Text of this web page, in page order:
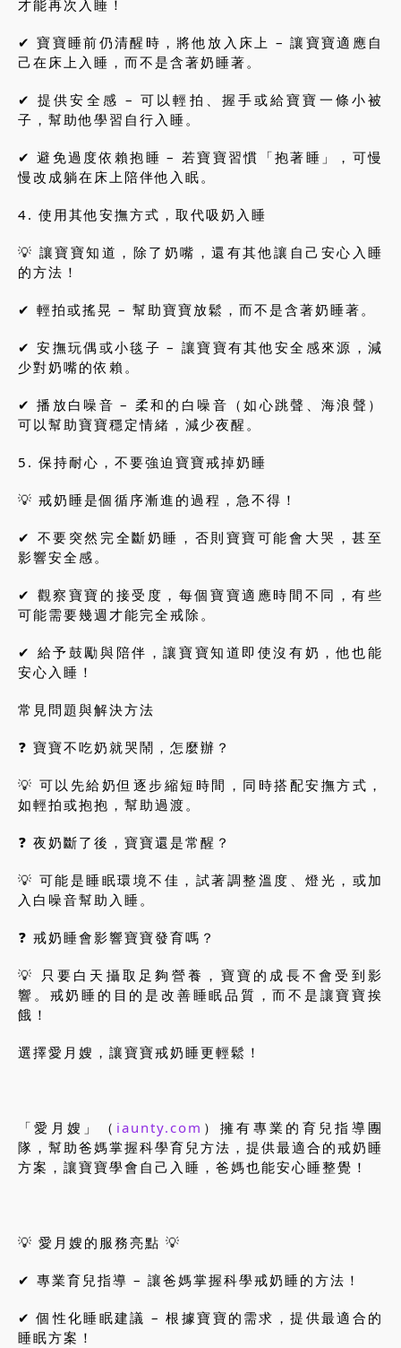
才能再次入睡！
✔ 寶寶睡前仍清醒時，將他放入床上 – 讓寶寶適應自
己在床上入睡，而不是含著奶睡著。
✔ 提供安全感 – 可以輕拍、握手或給寶寶一條小被
子，幫助他學習自行入睡。
✔ 避免過度依賴抱睡 – 若寶寶習慣「抱著睡」，可慢
慢改成躺在床上陪伴他入眠。
4. 使用其他安撫方式，取代吸奶入睡
💡 讓寶寶知道，除了奶嘴，還有其他讓自己安心入睡
的方法！
✔ 輕拍或搖晃 – 幫助寶寶放鬆，而不是含著奶睡著。
✔ 安撫玩偶或小毯子 – 讓寶寶有其他安全感來源，減
少對奶嘴的依賴。
✔ 播放白噪音 – 柔和的白噪音（如心跳聲、海浪聲）
可以幫助寶寶穩定情緒，減少夜醒。
5. 保持耐心，不要強迫寶寶戒掉奶睡
💡 戒奶睡是個循序漸進的過程，急不得！
✔ 不要突然完全斷奶睡，否則寶寶可能會大哭，甚至
影響安全感。
✔ 觀察寶寶的接受度，每個寶寶適應時間不同，有些
可能需要幾週才能完全戒除。
✔ 給予鼓勵與陪伴，讓寶寶知道即使沒有奶，他也能
安心入睡！
常見問題與解決方法
❓ 寶寶不吃奶就哭鬧，怎麼辦？
💡 可以先給奶但逐步縮短時間，同時搭配安撫方式，
如輕拍或抱抱，幫助過渡。
❓ 夜奶斷了後，寶寶還是常醒？
💡 可能是睡眠環境不佳，試著調整溫度、燈光，或加
入白噪音幫助入睡。
❓ 戒奶睡會影響寶寶發育嗎？
💡 只要白天攝取足夠營養，寶寶的成長不會受到影
響。戒奶睡的目的是改善睡眠品質，而不是讓寶寶挨
餓！
選擇愛月嫂，讓寶寶戒奶睡更輕鬆！
「愛月嫂」（ iaunty.com ）擁有專業的育兒指導團
隊，幫助爸媽掌握科學育兒方法，提供最適合的戒奶睡
方案，讓寶寶學會自己入睡，爸媽也能安心睡整覺！
💡 愛月嫂的服務亮點 💡
✔ 專業育兒指導 – 讓爸媽掌握科學戒奶睡的方法！
✔ 個性化睡眠建議 – 根據寶寶的需求，提供最適合的
睡眠方案！